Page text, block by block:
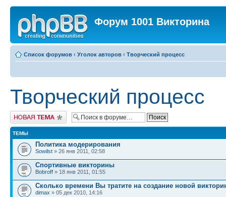
Форум 1001 Викторина
Список форумов ‹ Уголок авторов ‹ Творческий процесс
Творческий процесс
Новая тема
ТЕМЫ
Политика модерирования
Sowilst » 26 янв 2011, 02:58
Спортивные викторины
Bobroff » 18 янв 2011, 01:55
Сколько времени Вы тратите на создание новой
dimax » 05 дек 2010, 14:16